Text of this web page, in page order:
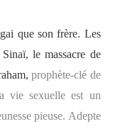
que son frère. Les
le massacre de
prophète-clé de
vie sexuelle est un
pieuse. Adepte